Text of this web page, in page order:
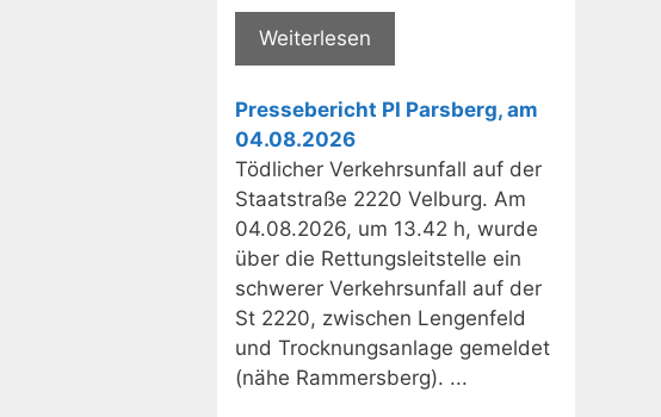
Weiterlesen
Pressebericht PI Parsberg, am
04.08.2026
Tödlicher Verkehrsunfall auf der
Staatstraße 2220 Velburg. Am
04.08.2026, um 13.42 h, wurde
über die Rettungsleitstelle ein
schwerer Verkehrsunfall auf der
St 2220, zwischen Lengenfeld
und Trocknungsanlage gemeldet
(nähe Rammersberg). ...